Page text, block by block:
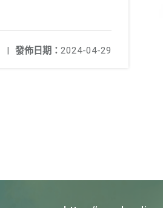
發佈日期： 2024-04-29
|